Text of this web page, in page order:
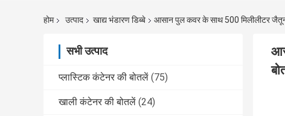
होम उत्पाद खाद्य भंडारण डिब्बे आसान पुल कवर के साथ 500 मिलीलीटर जैतून
सभी उत्पाद
प्लास्टिक कंटेनर की बोतलें (75)
खाली कंटेनर की बोतलें (24)